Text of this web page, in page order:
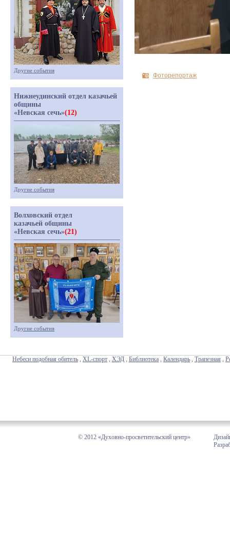
Фоторепортаж
Другие события
Нижнеудинский отдел казачьей
общины
«Невская сечь»(12)
Другие события
Волховский отдел
казачьей общины
«Невская сечь»(21)
Другие события
Небеси подобная обитель , XL-спорт , ХЭД , Библиотека , Календарь , Трапезная ,
© 2012 «Духовно-просветительский центр»